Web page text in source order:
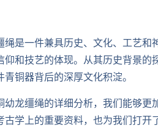
绳是一件兼具历史、文化、工艺
仰和技艺的体现。从其历史背景
铜器背后的深厚文化积淀。
幼龙缰绳的详细分析，我们能够
古学上的重要资料，也为我们打